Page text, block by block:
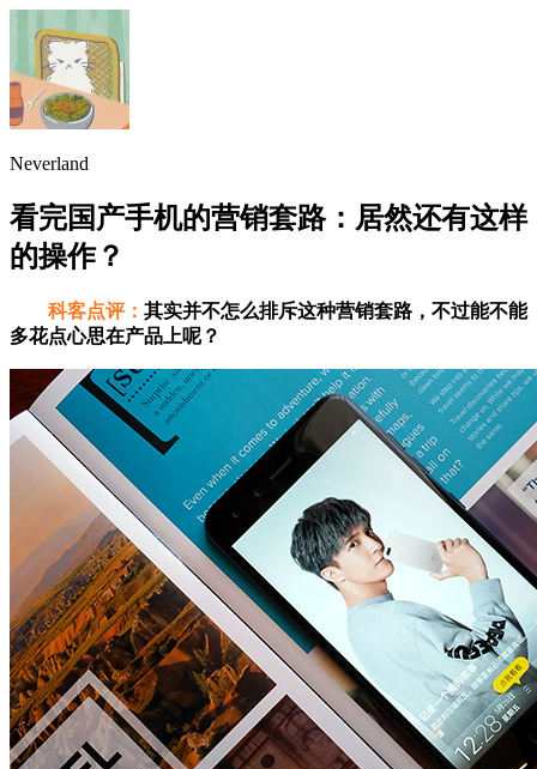
Neverland
看完国产手机的营销套路：居然还有这样
的操作？
科客点评： 其实并不怎么排斥这种营销套路，不过能不能
多花点心思在产品上呢？